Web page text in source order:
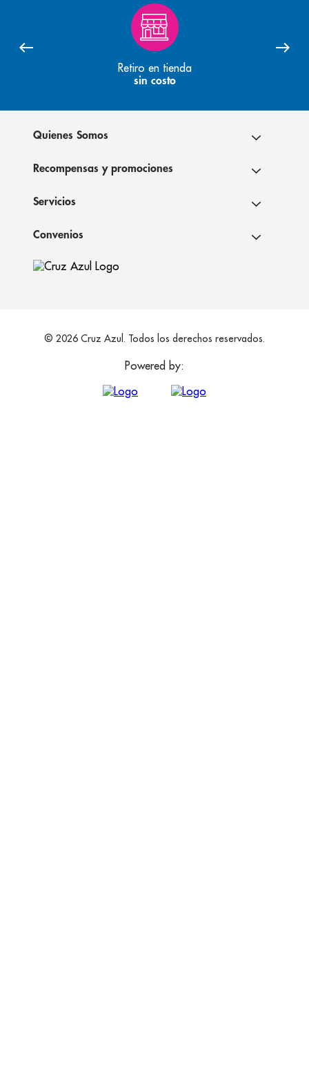
Retiro en tienda
sin costo
Quienes Somos
Recompensas y promociones
Servicios
Convenios
© 2026 Cruz Azul. Todos los derechos reservados.
Powered by: